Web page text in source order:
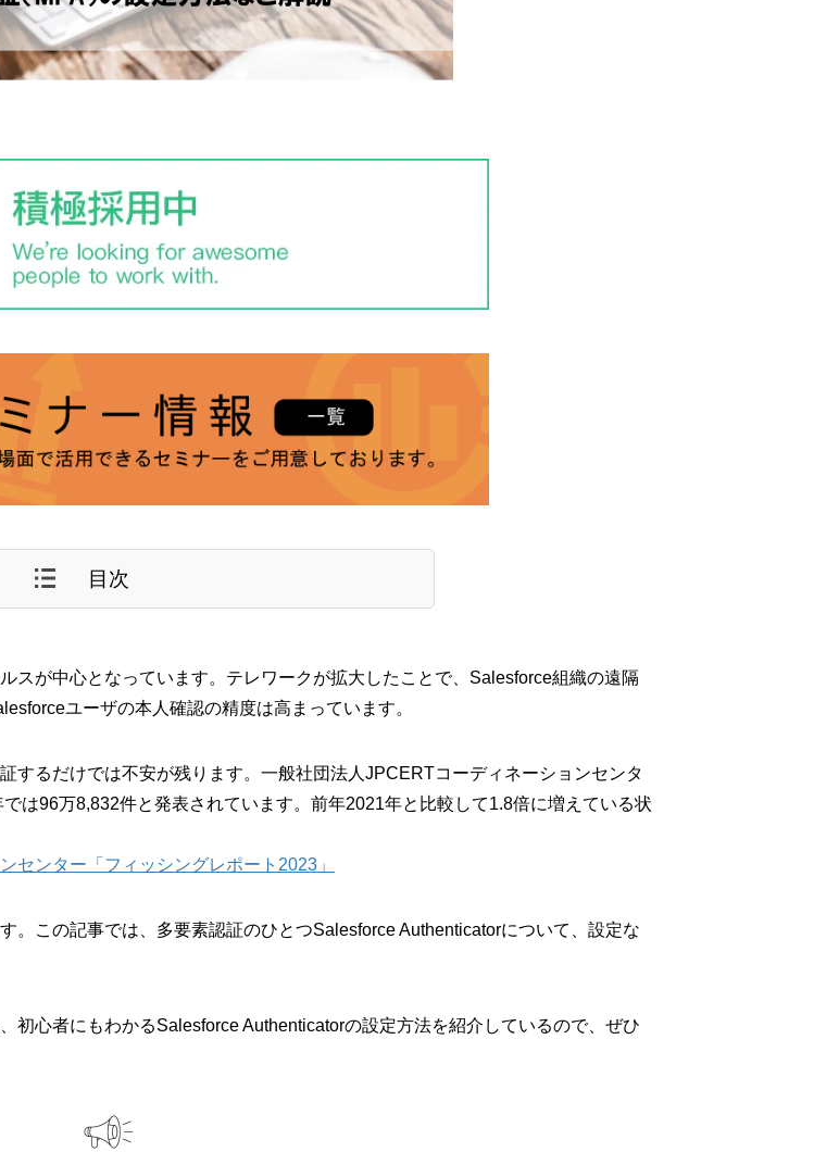
目次
スが中心となっています。テレワークが拡大したことで、Salesforce組織の遠隔
ユーザの本人確認の精度は高まっています。
するだけでは不安が残ります。一般社団法人JPCERTコーディネーションセンタ
は96万8,832件と発表されています。前年2021年と比較して1.8倍に増えている状
センター「フィッシングレポート2023」
。この記事では、多要素認証のひとつSalesforce Authenticatorについて、設定な
初心者にもわかるSalesforce Authenticatorの設定方法を紹介しているので、ぜひ